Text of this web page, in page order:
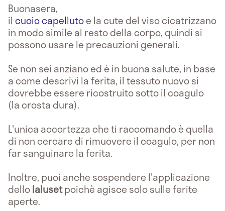
Buonasera,
il cuoio capellutoe la cute del viso cicatrizzano
in modo simile al resto della corpo, quindi si
possono usare le precauzioni generali.
Se non sei anziano ed è in buona salute, in base
a come descrivi la ferita, il tessuto nuovo si
dovrebbe essere ricostruito sotto il coagulo
(la crosta dura).
L'unica accortezza che ti raccomando è quella
di non cercare di rimuovere il coagulo, per non
far sanguinare la ferita.
Inoltre, puoi anche sospendere l'applicazione
delloIalusetpoichè agisce solo sulle ferite
aperte.